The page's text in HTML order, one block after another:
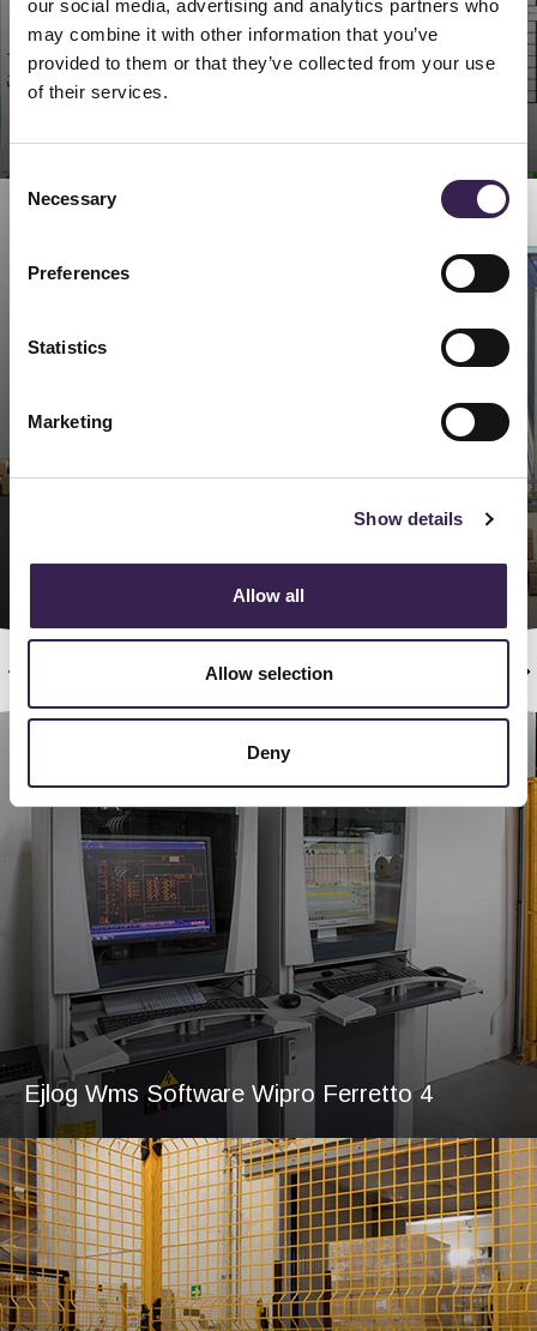
our social media, advertising and analytics partners who
may combine it with other information that you’ve
provided to them or that they’ve collected from your use
of their services.
Consent
Selection
Necessary
Preferences
Statistics
Marketing
Show details
Allow all
Allow selection
Deny
Ferretto 4 Ejlog Wms